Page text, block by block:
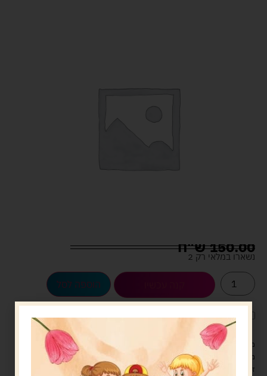
150.00ש"ח
נשארו במלאי רק 2
הוספה לסל
לארוז את המוצר באריזת מתנה5.00 ש"ח ?
מעל 329 ש"ח, משלוח עם שליח עד הבית חינם! – 0 ₪
משלוח עם שליח עד הבית: 29 ש"ח
זמן אספקה: עד 4 ימי עסקים.